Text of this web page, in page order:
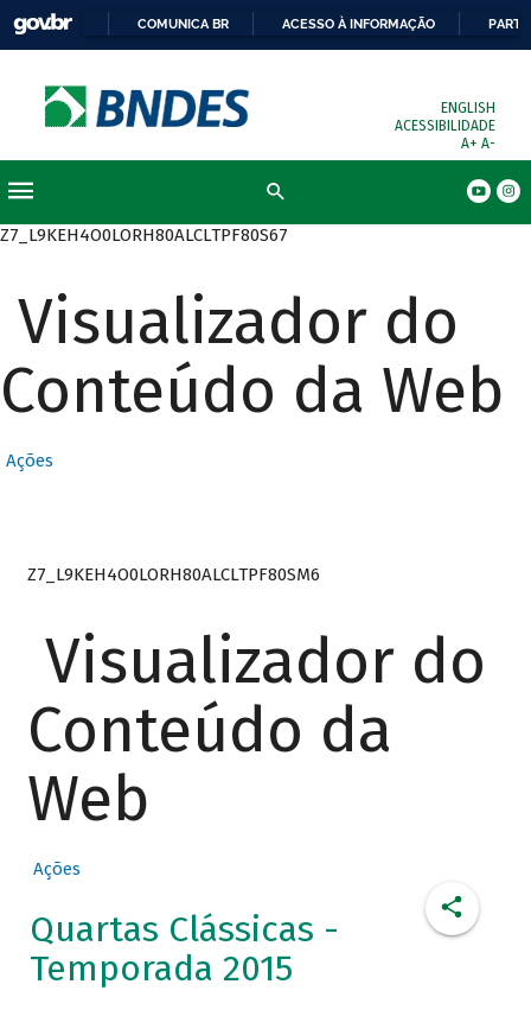
COMUNICA BR ACESSO À INFORMAÇÃO
ENGLISH
ACESSIBILIDADE
A+ A-
Z7_L9KEH4O0LORH80ALCLTPF80S67
Visualizador do
Conteúdo da Web
Ações
Z7_L9KEH4O0LORH80ALCLTPF80SM6
Visualizador do
Conteúdo da
Web
Ações
Quartas Clássicas -
Temporada 2015